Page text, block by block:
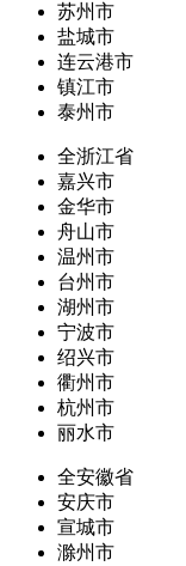
苏州市
盐城市
连云港市
镇江市
泰州市
全浙江省
嘉兴市
金华市
舟山市
温州市
台州市
湖州市
宁波市
绍兴市
衢州市
杭州市
丽水市
全安徽省
安庆市
宣城市
滁州市